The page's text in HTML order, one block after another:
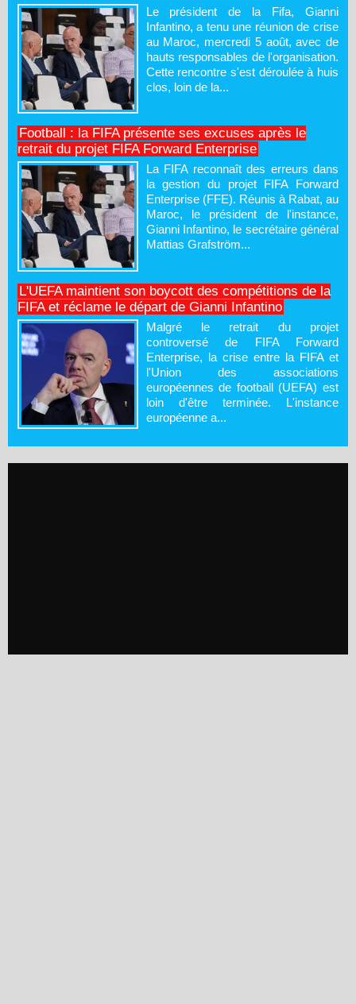
Le président de la Fifa, Gianni
Infantino, a tenu une réunion de crise
au Maroc, mercredi 5 août, avec de
hauts responsables de l'organisation.
Cette rencontre s'est déroulée à huis
clos, loin de la...
Football : la FIFA présente ses excuses après le
retrait du projet FIFA Forward Enterprise
La FIFA reconnaît des erreurs dans
la gestion du projet FIFA Forward
Enterprise (FFE). Réunis à Rabat, au
Maroc, le président de l'instance,
Gianni Infantino, le secrétaire général
Mattias Grafström...
L'UEFA maintient son boycott des compétitions de la
FIFA et réclame le départ de Gianni Infantino
Malgré le retrait du projet
controversé de FIFA Forward
Enterprise, la crise entre la FIFA et
l'Union des associations
européennes de football (UEFA) est
loin d'être terminée. L'instance
européenne a...